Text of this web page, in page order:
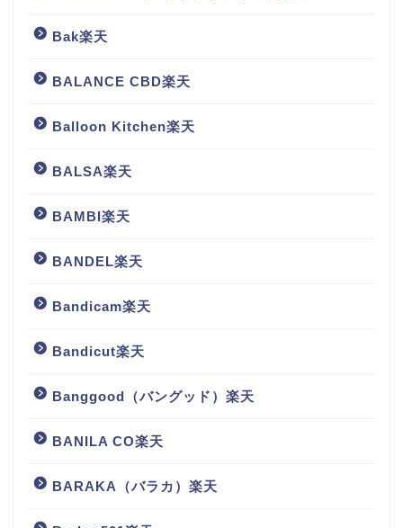
Bak楽天
BALANCE CBD楽天
Balloon Kitchen楽天
BALSA楽天
BAMBI楽天
BANDEL楽天
Bandicam楽天
Bandicut楽天
Banggood（バングッド）楽天
BANILA CO楽天
BARAKA（バラカ）楽天